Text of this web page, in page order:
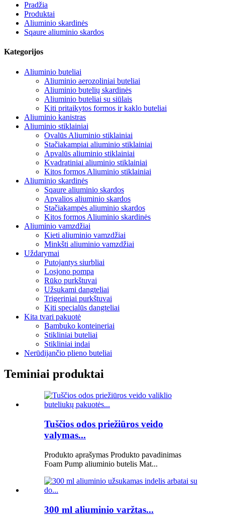
Pradžia
Produktai
Aliuminio skardinės
Sqaure aliuminio skardos
Kategorijos
Aliuminio buteliai
Aliuminio aerozoliniai buteliai
Aliuminio butelių skardinės
Aliuminio buteliai su siūlais
Kiti pritaikytos formos ir kaklo buteliai
Aliuminio kanistras
Aliuminio stiklainiai
Ovalūs Aliuminio stiklainiai
Stačiakampiai aliuminio stiklainiai
Apvalūs aliuminio stiklainiai
Kvadratiniai aliuminio stiklainiai
Kitos formos Aliuminio stiklainiai
Aliuminio skardinės
Sqaure aliuminio skardos
Apvalios aliuminio skardos
Stačiakampės aliuminio skardos
Kitos formos Aliuminio skardinės
Aliuminio vamzdžiai
Kieti aliuminio vamzdžiai
Minkšti aliuminio vamzdžiai
Uždarymai
Putojantys siurbliai
Losjono pompa
Rūko purkštuvai
Užsukami dangteliai
Trigeriniai purkštuvai
Kiti specialūs dangteliai
Kita tvari pakuotė
Bambuko konteineriai
Stikliniai buteliai
Stikliniai indai
Nerūdijančio plieno buteliai
Teminiai produktai
Tuščios odos priežiūros veido
valymas...
Produkto aprašymas Produkto pavadinimas
Foam Pump aliuminio butelis Mat...
300 ml aliuminio varžtas...